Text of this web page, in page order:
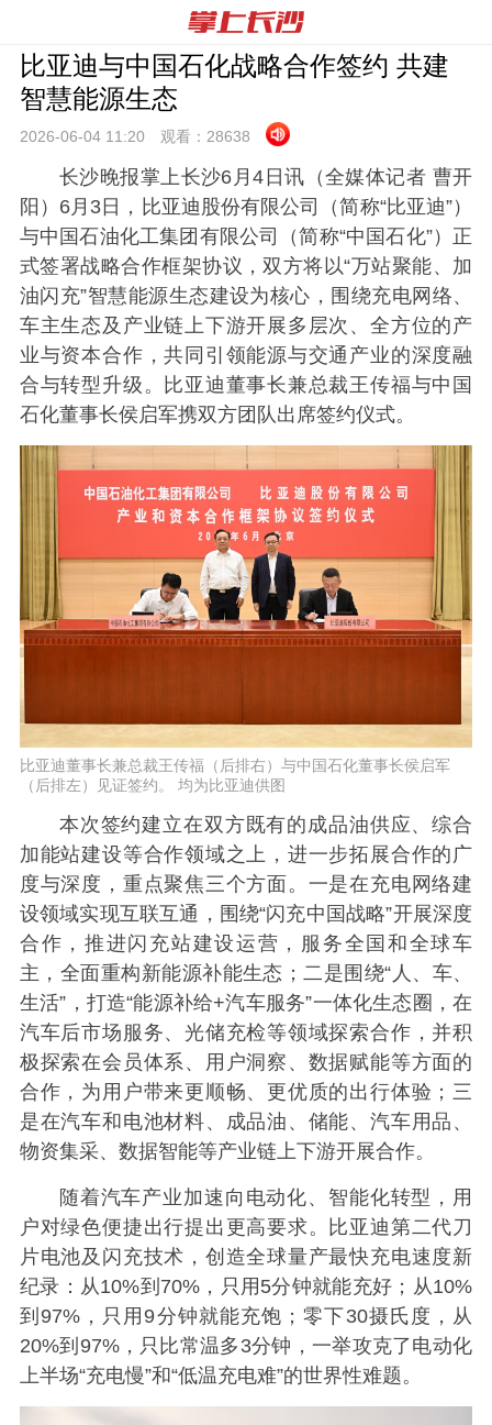
比亚迪与中国石化战略合作签约 共建
智慧能源生态
2026-06-04 11:20 观看： 28638
长沙晚报掌上长沙6月4日讯（全媒体记者 曹开
阳）6月3日，比亚迪股份有限公司（简称“比亚迪”）
与中国石油化工集团有限公司（简称“中国石化”）正
式签署战略合作框架协议，双方将以“万站聚能、加
油闪充”智慧能源生态建设为核心，围绕充电网络、
车主生态及产业链上下游开展多层次、全方位的产
业与资本合作，共同引领能源与交通产业的深度融
合与转型升级。比亚迪董事长兼总裁王传福与中国
石化董事长侯启军携双方团队出席签约仪式。
比亚迪董事长兼总裁王传福（后排右）与中国石化董事长侯启军
（后排左）见证签约。 均为比亚迪供图
本次签约建立在双方既有的成品油供应、综合
加能站建设等合作领域之上，进一步拓展合作的广
度与深度，重点聚焦三个方面。一是在充电网络建
设领域实现互联互通，围绕“闪充中国战略”开展深度
合作，推进闪充站建设运营，服务全国和全球车
主，全面重构新能源补能生态；二是围绕“人、车、
生活”，打造“能源补给+汽车服务”一体化生态圈，在
汽车后市场服务、光储充检等领域探索合作，并积
极探索在会员体系、用户洞察、数据赋能等方面的
合作，为用户带来更顺畅、更优质的出行体验；三
是在汽车和电池材料、成品油、储能、汽车用品、
物资集采、数据智能等产业链上下游开展合作。
随着汽车产业加速向电动化、智能化转型，用
户对绿色便捷出行提出更高要求。比亚迪第二代刀
片电池及闪充技术，创造全球量产最快充电速度新
纪录：从10%到70%，只用5分钟就能充好；从10%
到97%，只用9分钟就能充饱；零下30摄氏度，从
20%到97%，只比常温多3分钟，一举攻克了电动化
上半场“充电慢”和“低温充电难”的世界性难题。